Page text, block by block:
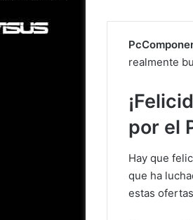
realmente
por el
Hay que
que ha
estas